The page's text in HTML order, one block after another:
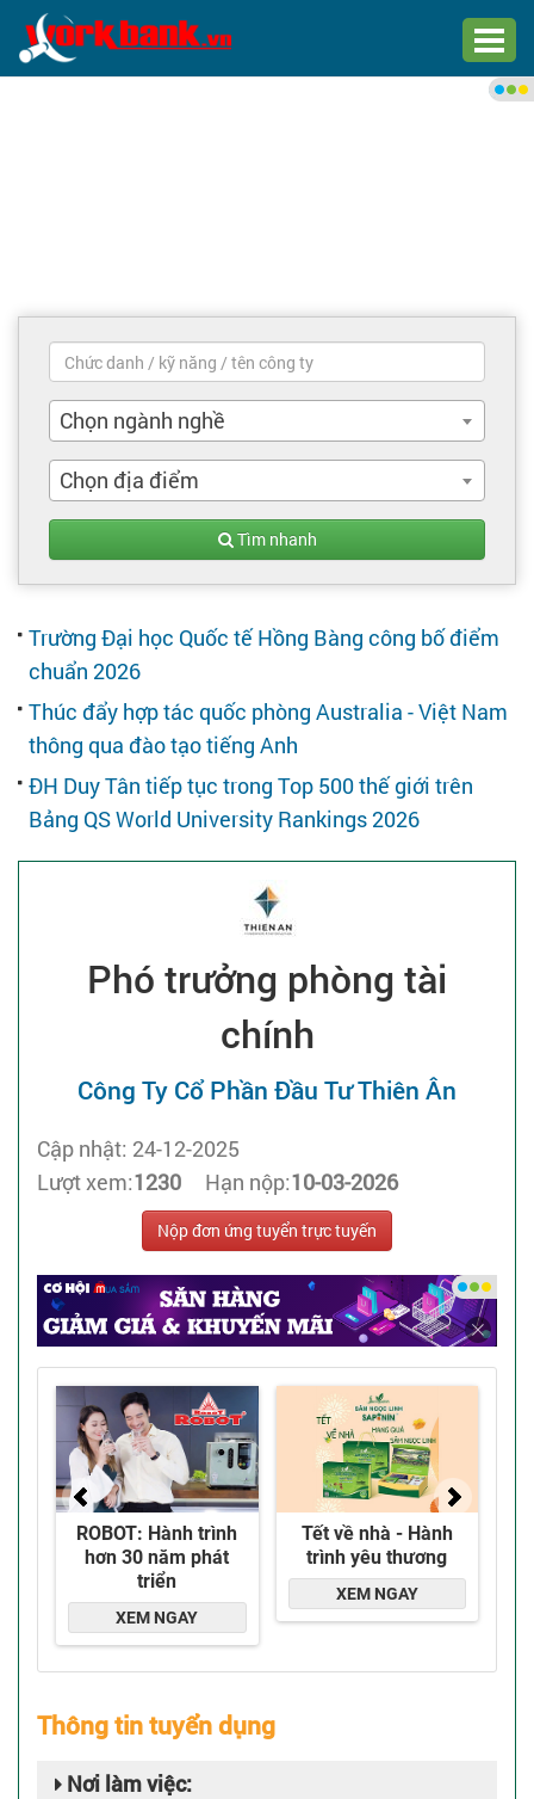
Trang chủ
Việc làm mới nhất
Tìm việc làm
Nhà tuyển dụng
Chọn ngành nghề
Chọn địa điểm
Tìm nhanh
Trường Đại học Quốc tế Hồng Bàng công bố điểm
chuẩn 2026
Thúc đẩy hợp tác quốc phòng Australia - Việt Nam
thông qua đào tạo tiếng Anh
ĐH Duy Tân tiếp tục trong Top 500 thế giới trên
Bảng QS World University Rankings 2026
Phó trưởng phòng tài
chính
Công Ty Cổ Phần Đầu Tư Thiên Ân
Cập nhật: 24-12-2025
Lượt xem:1230 Hạn nộp:10-03-2026
Nộp đơn ứng tuyển trực tuyến
Thông tin tuyển dụng
Nơi làm việc: